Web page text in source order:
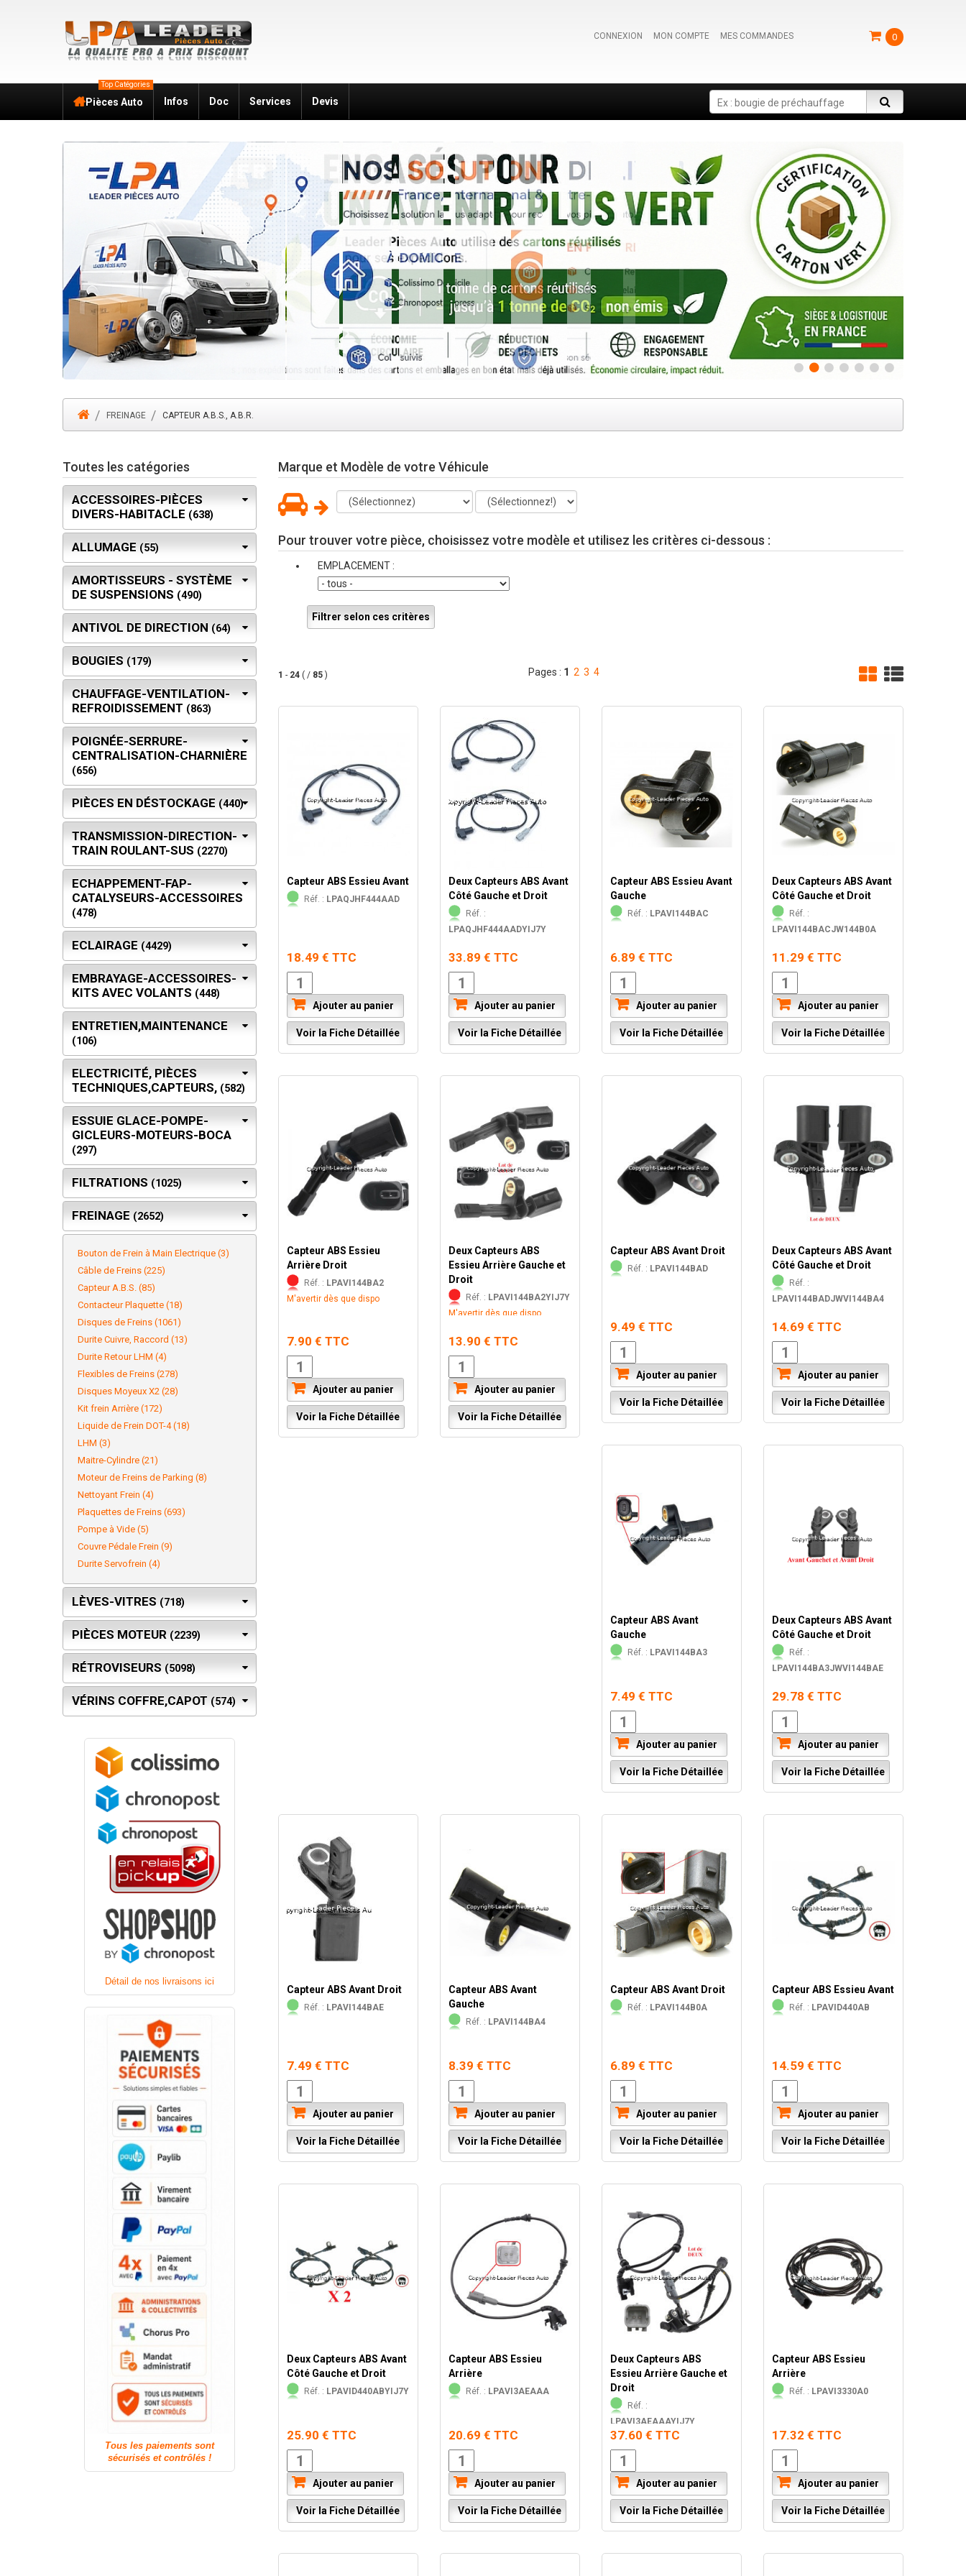
CONNEXION MON COMPTE MES COMMANDES 0
Search
Pièces Auto
Top Catégories
Infos Doc Services Devis
FREINAGE CAPTEUR A.B.S., A.B.R.
Marque et Modèle de votre Véhicule
Pour trouver votre pièce, choisissez votre modèle et utilisez les critères ci-dessous :
EMPLACEMENT :
Filtrer selon ces critères
1 - 24 ( / 85 ) Pages : 1 2 3 4
Capteur ABS Essieu Avant
Réf. : LPAQJHF444AAD
18.49 € TTC
Ajouter au panier
Voir la Fiche Détaillée
Deux Capteurs ABS Avant
Côté Gauche et Droit
Réf. :
LPAQJHF444AADYIJ7Y
33.89 € TTC
Ajouter au panier
Voir la Fiche Détaillée
Capteur ABS Essieu Avant
Gauche
Réf. : LPAVI144BAC
6.89 € TTC
Ajouter au panier
Voir la Fiche Détaillée
Deux Capteurs ABS Avant
Côté Gauche et Droit
Réf. :
LPAVI144BACJW144B0A
11.29 € TTC
Ajouter au panier
Voir la Fiche Détaillée
Capteur ABS Essieu
Arrière Droit
Réf. : LPAVI144BA2
M'avertir dès que dispo
7.90 € TTC
Ajouter au panier
Voir la Fiche Détaillée
Deux Capteurs ABS
Essieu Arrière Gauche et
Droit
Réf. : LPAVI144BA2YIJ7Y
M'avertir dès que dispo
13.90 € TTC
Ajouter au panier
Voir la Fiche Détaillée
Capteur ABS Avant Droit
Réf. : LPAVI144BAD
9.49 € TTC
Ajouter au panier
Voir la Fiche Détaillée
Deux Capteurs ABS Avant
Côté Gauche et Droit
Réf. :
LPAVI144BADJWVI144BA4
14.69 € TTC
Ajouter au panier
Voir la Fiche Détaillée
Capteur ABS Avant
Gauche
Réf. : LPAVI144BA3
7.49 € TTC
Ajouter au panier
Voir la Fiche Détaillée
Deux Capteurs ABS Avant
Côté Gauche et Droit
Réf. :
LPAVI144BA3JWVI144BAE
29.78 € TTC
Ajouter au panier
Voir la Fiche Détaillée
Capteur ABS Avant Droit
Réf. : LPAVI144BAE
7.49 € TTC
Ajouter au panier
Voir la Fiche Détaillée
Capteur ABS Avant
Gauche
Réf. : LPAVI144BA4
8.39 € TTC
Ajouter au panier
Voir la Fiche Détaillée
Capteur ABS Avant Droit
Réf. : LPAVI144B0A
6.89 € TTC
Ajouter au panier
Voir la Fiche Détaillée
Capteur ABS Essieu Avant
Réf. : LPAVID440AB
14.59 € TTC
Ajouter au panier
Voir la Fiche Détaillée
Deux Capteurs ABS Avant
Côté Gauche et Droit
Réf. : LPAVID440ABYIJ7Y
25.90 € TTC
Ajouter au panier
Voir la Fiche Détaillée
Capteur ABS Essieu
Arrière
Réf. : LPAVI3AEAAA
20.69 € TTC
Ajouter au panier
Voir la Fiche Détaillée
Deux Capteurs ABS
Essieu Arrière Gauche et
Droit
Réf. :
LPAVI3AEAAAYIJ7Y
37.60 € TTC
Ajouter au panier
Voir la Fiche Détaillée
Capteur ABS Essieu
Arrière
Réf. : LPAVI3330A0
17.32 € TTC
Ajouter au panier
Voir la Fiche Détaillée
Toutes les catégories
ACCESSOIRES-PIÈCES
DIVERS-HABITACLE (638)
ALLUMAGE (55)
AMORTISSEURS - SYSTÈME
DE SUSPENSIONS (490)
ANTIVOL DE DIRECTION (64)
BOUGIES (179)
CHAUFFAGE-VENTILATION-
REFROIDISSEMENT (863)
POIGNÉE-SERRURE-
CENTRALISATION-CHARNIÈRE
(656)
PIÈCES EN DÉSTOCKAGE (440)
TRANSMISSION-DIRECTION-
TRAIN ROULANT-SUS (2270)
ECHAPPEMENT-FAP-
CATALYSEURS-ACCESSOIRES
(478)
ECLAIRAGE (4429)
EMBRAYAGE-ACCESSOIRES-
KITS AVEC VOLANTS (448)
ENTRETIEN,MAINTENANCE
(106)
ELECTRICITÉ, PIÈCES
TECHNIQUES,CAPTEURS, (582)
ESSUIE GLACE-POMPE-
GICLEURS-MOTEURS-BOCA
(297)
FILTRATIONS (1025)
FREINAGE (2652)
Bouton de Frein à Main Electrique (3)
Câble de Freins (225)
Capteur A.B.S. (85)
Contacteur Plaquette (18)
Disques de Freins (1061)
Durite Cuivre, Raccord (13)
Durite Retour LHM (4)
Flexibles de Freins (278)
Disques Moyeux X2 (28)
Kit frein Arrière (172)
Liquide de Frein DOT-4 (18)
LHM (3)
Maitre-Cylindre (21)
Moteur de Freins de Parking (8)
Nettoyant Frein (4)
Plaquettes de Freins (693)
Pompe à Vide (5)
Couvre Pédale Frein (9)
Durite Servofrein (4)
LÈVES-VITRES (718)
PIÈCES MOTEUR (2239)
RÉTROVISEURS (5098)
VÉRINS COFFRE,CAPOT (574)
Détail de nos livraisons ici
Tous les paiements sont
sécurisés et contrôlés !